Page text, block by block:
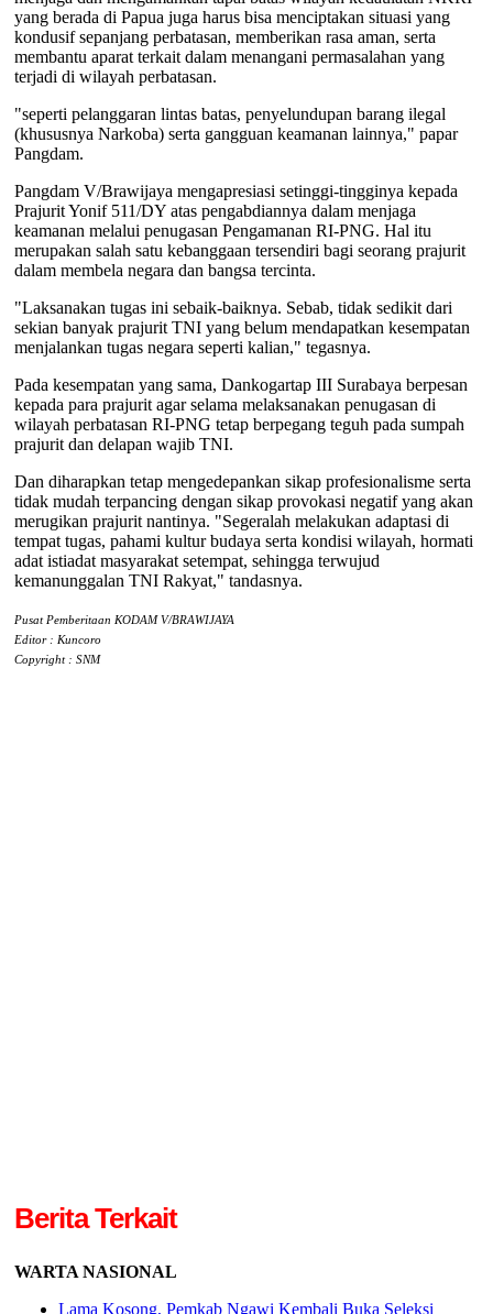
yang berada di Papua juga harus bisa menciptakan situasi yang
kondusif sepanjang perbatasan, memberikan rasa aman, serta
membantu aparat terkait dalam menangani permasalahan yang
terjadi di wilayah perbatasan.
"seperti pelanggaran lintas batas, penyelundupan barang ilegal
(khususnya Narkoba) serta gangguan keamanan lainnya," papar
Pangdam.
Pangdam V/Brawijaya mengapresiasi setinggi-tingginya kepada
Prajurit Yonif 511/DY atas pengabdiannya dalam menjaga
keamanan melalui penugasan Pengamanan RI-PNG. Hal itu
merupakan salah satu kebanggaan tersendiri bagi seorang prajurit
dalam membela negara dan bangsa tercinta.
"Laksanakan tugas ini sebaik-baiknya. Sebab, tidak sedikit dari
sekian banyak prajurit TNI yang belum mendapatkan kesempatan
menjalankan tugas negara seperti kalian," tegasnya.
Pada kesempatan yang sama, Dankogartap III Surabaya berpesan
kepada para prajurit agar selama melaksanakan penugasan di
wilayah perbatasan RI-PNG tetap berpegang teguh pada sumpah
prajurit dan delapan wajib TNI.
Dan diharapkan tetap mengedepankan sikap profesionalisme serta
tidak mudah terpancing dengan sikap provokasi negatif yang akan
merugikan prajurit nantinya. "Segeralah melakukan adaptasi di
tempat tugas, pahami kultur budaya serta kondisi wilayah, hormati
adat istiadat masyarakat setempat, sehingga terwujud
kemanunggalan TNI Rakyat," tandasnya.
Pusat Pemberitaan KODAM V/BRAWIJAYA
Editor : Kuncoro
Copyright : SNM
Berita Terkait
WARTA NASIONAL
Lama Kosong, Pemkab Ngawi Kembali Buka Seleksi